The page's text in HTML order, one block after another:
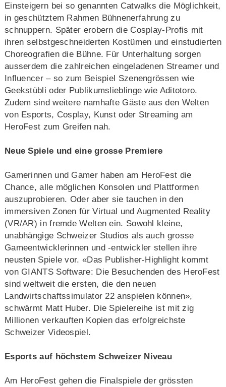
Einsteigern bei so genannten Catwalks die Möglichkeit,
in geschütztem Rahmen Bühnenerfahrung zu
schnuppern. Später erobern die Cosplay-Profis mit
ihren selbstgeschneiderten Kostümen und einstudierten
Choreografien die Bühne. Für Unterhaltung sorgen
ausserdem die zahlreichen eingeladenen Streamer und
Influencer – so zum Beispiel Szenengrössen wie
Geekstübli oder Publikumslieblinge wie Aditotoro.
Zudem sind weitere namhafte Gäste aus den Welten
von Esports, Cosplay, Kunst oder Streaming am
HeroFest zum Greifen nah.
Neue Spiele und eine grosse Premiere
Gamerinnen und Gamer haben am HeroFest die
Chance, alle möglichen Konsolen und Plattformen
auszuprobieren. Oder aber sie tauchen in den
immersiven Zonen für Virtual und Augmented Reality
(VR/AR) in fremde Welten ein. Sowohl kleine,
unabhängige Schweizer Studios als auch grosse
Gameentwicklerinnen und -entwickler stellen ihre
neusten Spiele vor. «Das Publisher-Highlight kommt
von GIANTS Software: Die Besuchenden des HeroFest
sind weltweit die ersten, die den neuen
Landwirtschaftssimulator 22 anspielen können»,
schwärmt Matt Huber. Die Spielereihe ist mit zig
Millionen verkauften Kopien das erfolgreichste
Schweizer Videospiel.
Esports auf höchstem Schweizer Niveau
Am HeroFest gehen die Finalspiele der grössten